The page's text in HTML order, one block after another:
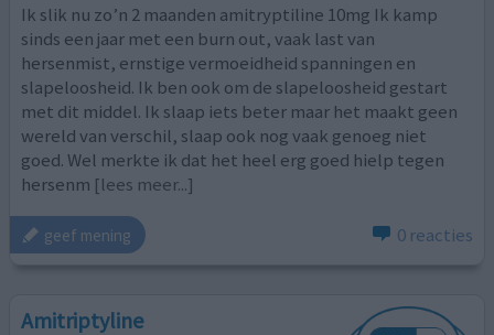
Ik slik nu zo’n 2 maanden amitryptiline 10mg Ik kamp
sinds een jaar met een burn out, vaak last van
hersenmist, ernstige vermoeidheid spanningen en
slapeloosheid. Ik ben ook om de slapeloosheid gestart
met dit middel. Ik slaap iets beter maar het maakt geen
wereld van verschil, slaap ook nog vaak genoeg niet
goed. Wel merkte ik dat het heel erg goed hielp tegen
hersenm [lees meer...]
geef mening 0 reacties
Amitriptyline